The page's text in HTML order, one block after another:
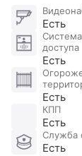
Участок
Есть
доступа
Есть
Есть
КПП
Есть
Служба
Есть